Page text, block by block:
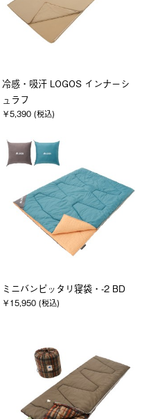
冷感・吸汗 LOGOS インナーシ
ュラフ
￥5,390 (税込)
ミニバンピッタリ寝袋・-2 BD
￥15,950 (税込)